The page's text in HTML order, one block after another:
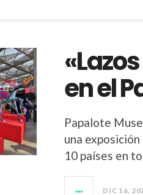
en el
Papalote
una
10 países en
DIC 16,